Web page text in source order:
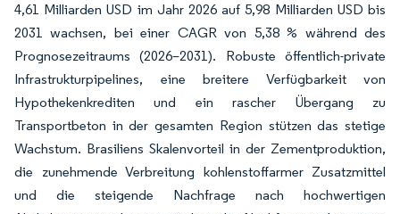
4,61 Milliarden USD im Jahr 2026 auf 5,98 Milliarden USD bis
2031 wachsen, bei einer CAGR von 5,38 % während des
Prognosezeitraums (2026–2031). Robuste öffentlich-private
Infrastrukturpipelines, eine breitere Verfügbarkeit von
Hypothekenkrediten und ein rascher Übergang zu
Transportbeton in der gesamten Region stützen das stetige
Wachstum. Brasiliens Skalenvorteil in der Zementproduktion,
die zunehmende Verbreitung kohlenstoffarmer Zusatzmittel
und die steigende Nachfrage nach hochwertigen